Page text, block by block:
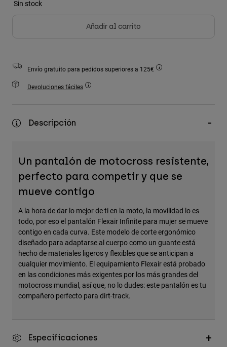
Accesorios
Gorras y Gorros
Sin stock
Añadir al carrito
Envío gratuito para pedidos superiores a 125€
Devoluciones fáciles
Descripción
Un pantalón de motocross resistente,
perfecto para competir y que se
mueve contigo
A la hora de dar lo mejor de ti en la moto, la movilidad lo es
todo, por eso el pantalón Flexair Infinite para mujer se mueve
contigo en cada curva. Este modelo de corte ergonómico
diseñado para adaptarse al cuerpo como un guante está
hecho de materiales ligeros y flexibles que se anticipan a
cualquier movimiento. El equipamiento Flexair está probado
en las condiciones más exigentes por los más grandes del
motocross mundial, así que, no lo dudes: este pantalón es tu
compañero perfecto para dirt-track.
Especificaciones